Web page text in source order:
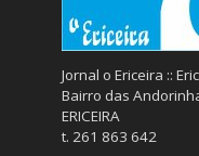
Jornal o Ericeira ::
Bairro das
ERICEIRA
t. 261 863 642